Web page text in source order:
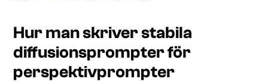
Hur man skriver stabila
diffusionsprompter för
perspektivprompter